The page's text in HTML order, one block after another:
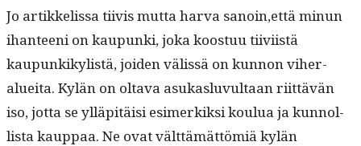
Jo artikke­lis­sa tiivis mut­ta har­va sanoin,että min­un
ihanteeni on kaupun­ki, joka koos­t­uu tiivi­istä
kaupunkikylistä, joiden välis­sä on kun­non viher­
aluei­ta. Kylän on olta­va asukaslu­vul­taan riit­tävän
iso, jot­ta se ylläpitäisi esimerkik­si koulua ja kun­nol­
lista kaup­paa. Ne ovat vält­tämät­tömiä kylän